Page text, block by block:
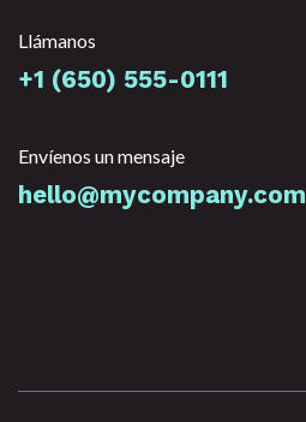
Llámanos
+1 (650) 555-0111
Envíenos un mensaje
hello@mycompany.com